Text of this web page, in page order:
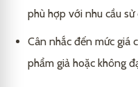
phù hợp với nhu cầu
Cân nhắc đến mức giá
phẩm giả hoặc không